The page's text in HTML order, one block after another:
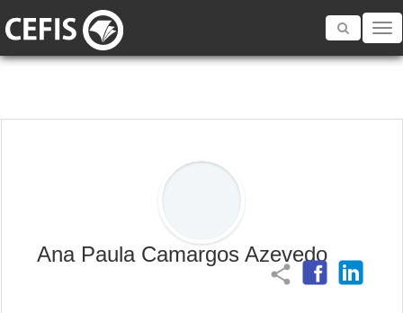
Toggle
Ana Paula Camargos Azevedo
share